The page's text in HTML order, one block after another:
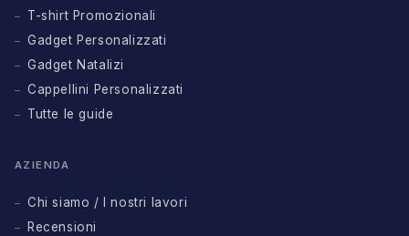
T-shirt Promozionali
Gadget Personalizzati
Gadget Natalizi
Cappellini Personalizzati
Tutte le guide
AZIENDA
Chi siamo / I nostri lavori
Recensioni